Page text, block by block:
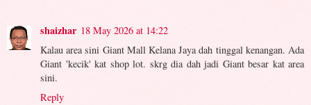
shaizhar 18 May 2026 at 14:22
Kalau area sini Giant Mall Kelana Jaya dah tinggal kenangan. Ada
Giant 'kecik' kat shop lot. skrg dia dah jadi Giant besar kat area
sini.
Reply